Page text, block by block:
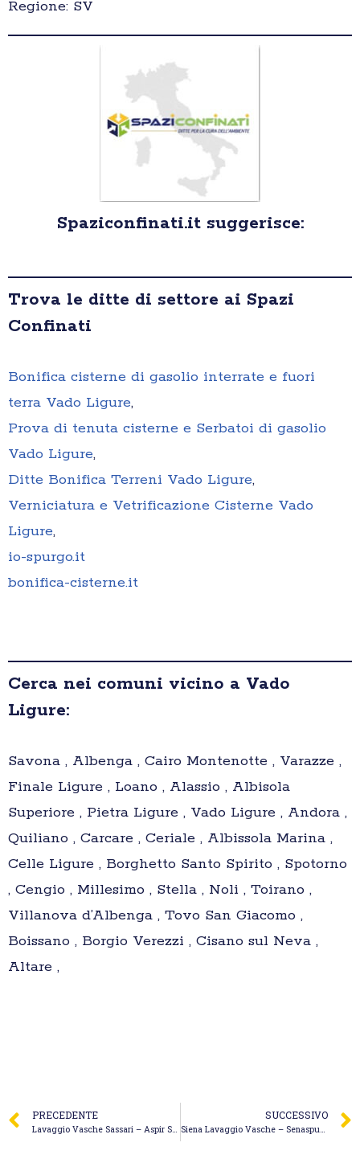
Regione: SV
Spaziconfinati.it suggerisce:
Trova le ditte di settore ai Spazi
Confinati
Bonifica cisterne di gasolio interrate e fuori
terra Vado Ligure,
Prova di tenuta cisterne e Serbatoi di gasolio
Vado Ligure,
Ditte Bonifica Terreni Vado Ligure,
Verniciatura e Vetrificazione Cisterne Vado
Ligure,
io-spurgo.it
bonifica-cisterne.it
Cerca nei comuni vicino a Vado
Ligure:
Savona , Albenga , Cairo Montenotte , Varazze ,
Finale Ligure , Loano , Alassio , Albisola
Superiore , Pietra Ligure , Vado Ligure , Andora ,
Quiliano , Carcare , Ceriale , Albissola Marina ,
Celle Ligure , Borghetto Santo Spirito , Spotorno
, Cengio , Millesimo , Stella , Noli , Toirano ,
Villanova d’Albenga , Tovo San Giacomo ,
Boissano , Borgio Verezzi , Cisano sul Neva ,
Altare ,
PRECEDENTE
Lavaggio Vasche Sassari – Aspir Sarda di Piras Pamela & C. S.a.s.
SUCCESSIVO
Siena Lavaggio Vasche – Senaspurgo